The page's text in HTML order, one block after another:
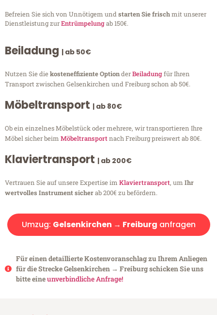
Befreien Sie sich von Unnötigem undstarten Sie frischmit unserer
Dienstleistung zurEntrümpelungab 150€.
Beiladung | ab 50€
Nutzen Sie diekosteneffiziente OptionderBeiladungfür Ihren
Transport zwischen Gelsenkirchen und Freiburg schon ab 50€.
Möbeltransport | ab 80€
Ob ein einzelnes Möbelstück oder mehrere, wir transportieren Ihre
Möbel sicher beim Möbeltransportnach Freiburg preiswert ab 80€.
Klaviertransport | ab 200€
Vertrauen Sie auf unsere Expertise im Klaviertransport, um Ihr
wertvolles Instrument sicherab 200€ zu befördern.
Umzug: Gelsenkirchen → Freiburg anfragen
Für einen detaillierte Kostenvoranschlag zu Ihrem Anliegen
für die Strecke Gelsenkirchen → Freiburg schicken Sie uns
bitte eineunverbindliche Anfrage!